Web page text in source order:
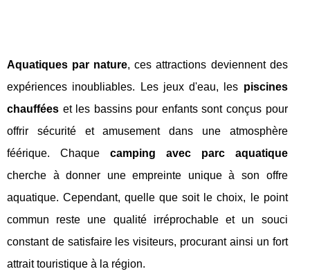
Aquatiques par nature, ces attractions deviennent des
expériences inoubliables. Les jeux d'eau, les piscines
chauffées et les bassins pour enfants sont conçus pour
offrir sécurité et amusement dans une atmosphère
féérique. Chaque camping avec parc aquatique
cherche à donner une empreinte unique à son offre
aquatique. Cependant, quelle que soit le choix, le point
commun reste une qualité irréprochable et un souci
constant de satisfaire les visiteurs, procurant ainsi un fort
attrait touristique à la région.